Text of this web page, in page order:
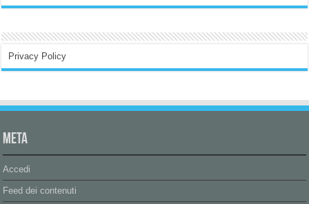
Privacy Policy
Meta
Accedi
Feed dei contenuti